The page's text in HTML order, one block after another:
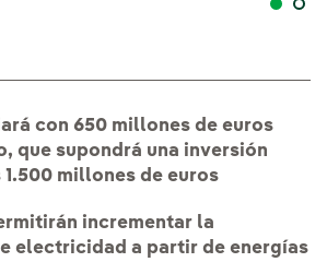
con 650 millones de euros
que supondrá una inversión
millones de euros
incrementar la
electricidad a partir de energías